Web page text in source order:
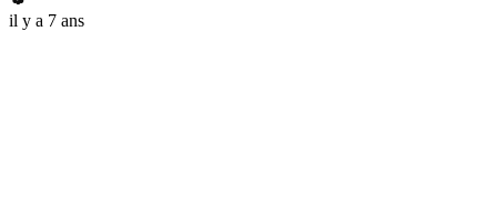
il y a 7 ans